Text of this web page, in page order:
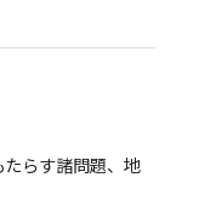
らす諸問題、地